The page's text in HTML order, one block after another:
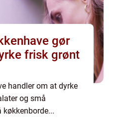
gør
frisk grønt
handler om at dyrke
og små
køkkenborde...